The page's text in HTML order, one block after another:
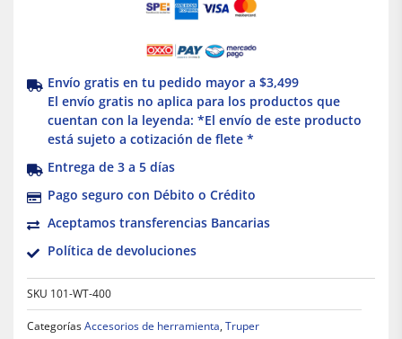
Envío gratis en tu pedido mayor a $3,499
El envío gratis no aplica para los productos que
cuentan con la leyenda: *El envío de este producto
está sujeto a cotización de flete *
Entrega de 3 a 5 días
Pago seguro con Débito o Crédito
Aceptamos transferencias Bancarias
Política de devoluciones
SKU 101-WT-400
CategoríasAccesorios de herramienta, Truper